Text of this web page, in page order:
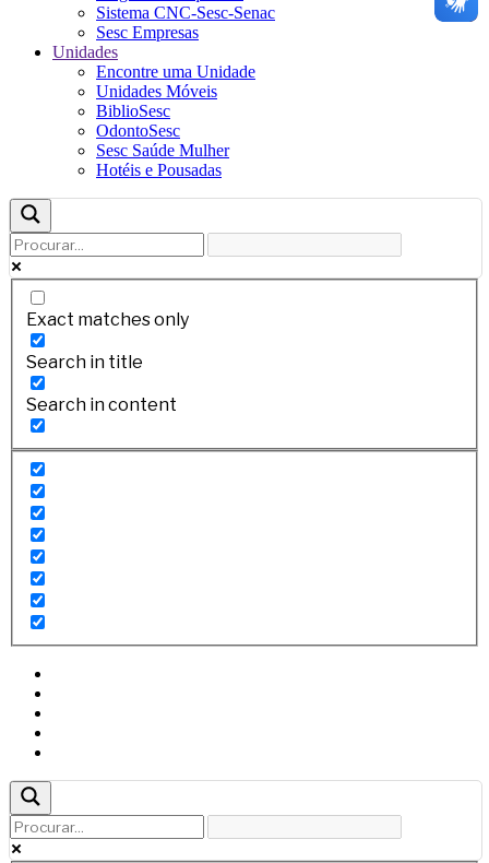
Sistema CNC-Sesc-Senac
Sesc Empresas
Unidades
Encontre uma Unidade
Unidades Móveis
BiblioSesc
OdontoSesc
Sesc Saúde Mulher
Hotéis e Pousadas
Exact matches only
Search in title
Search in content